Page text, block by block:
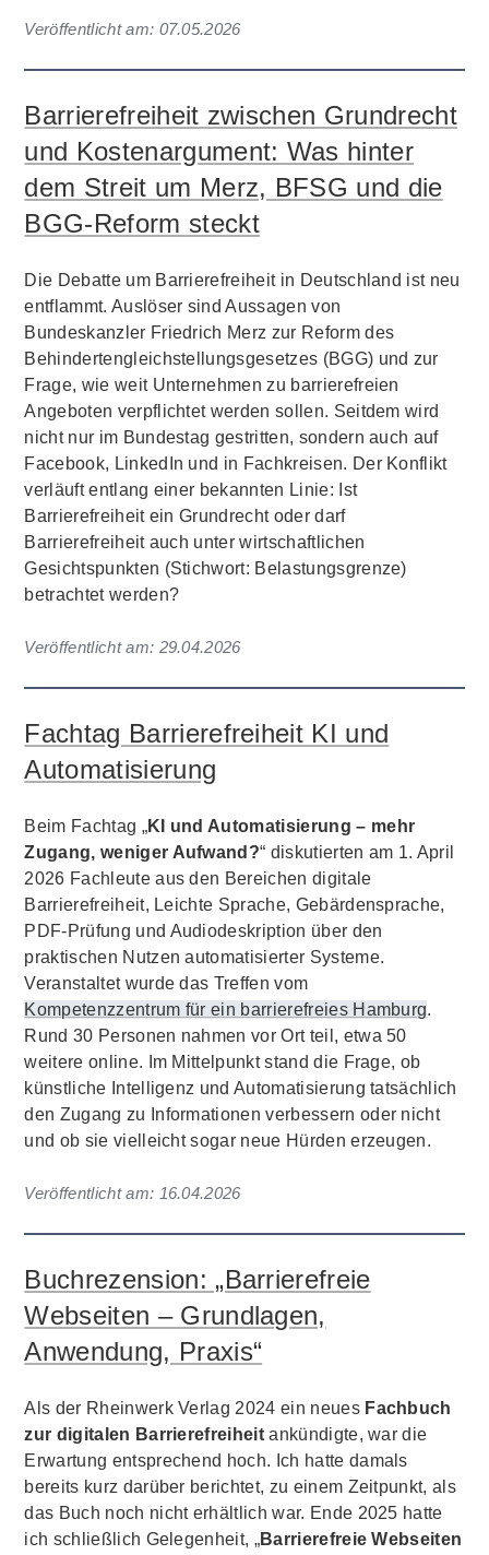
Veröffentlicht am: 07.05.2026
Barrierefreiheit zwischen Grundrecht
und Kostenargument: Was hinter
dem Streit um Merz, BFSG und die
BGG-Reform steckt
Die Debatte um Barrierefreiheit in Deutschland ist neu
entflammt. Auslöser sind Aussagen von
Bundeskanzler Friedrich Merz zur Reform des
Behindertengleichstellungsgesetzes (BGG) und zur
Frage, wie weit Unternehmen zu barrierefreien
Angeboten verpflichtet werden sollen. Seitdem wird
nicht nur im Bundestag gestritten, sondern auch auf
Facebook, LinkedIn und in Fachkreisen. Der Konflikt
verläuft entlang einer bekannten Linie: Ist
Barrierefreiheit ein Grundrecht oder darf
Barrierefreiheit auch unter wirtschaftlichen
Gesichtspunkten (Stichwort: Belastungsgrenze)
betrachtet werden?
Veröffentlicht am: 29.04.2026
Fachtag Barrierefreiheit KI und
Automatisierung
Beim Fachtag „KI und Automatisierung – mehr
Zugang, weniger Aufwand?“ diskutierten am 1. April
2026 Fachleute aus den Bereichen digitale
Barrierefreiheit, Leichte Sprache, Gebärdensprache,
PDF-Prüfung und Audiodeskription über den
praktischen Nutzen automatisierter Systeme.
Veranstaltet wurde das Treffen vom
Kompetenzzentrum für ein barrierefreies Hamburg.
Rund 30 Personen nahmen vor Ort teil, etwa 50
weitere online. Im Mittelpunkt stand die Frage, ob
künstliche Intelligenz und Automatisierung tatsächlich
den Zugang zu Informationen verbessern oder nicht
und ob sie vielleicht sogar neue Hürden erzeugen.
Veröffentlicht am: 16.04.2026
Buchrezension: „Barrierefreie
Webseiten – Grundlagen,
Anwendung, Praxis“
Als der Rheinwerk Verlag 2024 ein neues Fachbuch
zur digitalen Barrierefreiheit ankündigte, war die
Erwartung entsprechend hoch. Ich hatte damals
bereits kurz darüber berichtet, zu einem Zeitpunkt, als
das Buch noch nicht erhältlich war. Ende 2025 hatte
ich schließlich Gelegenheit, „Barrierefreie Webseiten